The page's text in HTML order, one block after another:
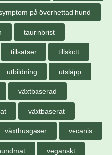
på överhettad hund
taurinbrist
tillsatser tillskott
utbildning utsläpp
växtbaserad
växtbaserat
växthusgaser vecanis
veganskt